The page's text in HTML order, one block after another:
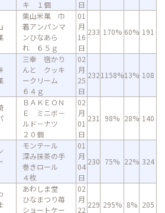
キ １個
日
栗山米菓 巾
着アンパンマ
ンひなあら
れ ６５ｇ
01
月
16
日
233 170% 60% 191
三幸 宿かり
んと クッキ
ークリーム
６４ｇ
02
月
25
日
2321158%13% 108
ＢＡＫＥＯＮ
Ｅ ミニボ－
ルド－ナツ
２０個
02
月
01
日
231 98% 28% 140
モンテール
深み抹茶の手
巻きロール
４枚
01
月
04
日
230 75% 22% 324
あわしま堂
ひなまつり苺
ショートケー
02
月
22
229 295% 8% 205